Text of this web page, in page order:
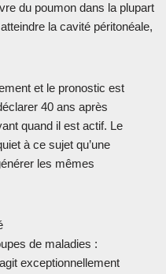
du poumon dans la plupart
la cavité péritonéale,
et le pronostic est
40 ans après
quand il est actif. Le
à ce sujet qu’une
les mêmes
de maladies :
exceptionnellement